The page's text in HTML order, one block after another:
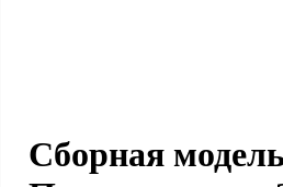
Сборная